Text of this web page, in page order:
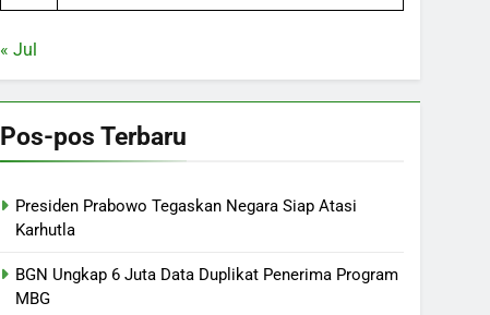
« Jul
Pos-pos Terbaru
Presiden Prabowo Tegaskan Negara Siap Atasi
Karhutla
BGN Ungkap 6 Juta Data Duplikat Penerima Program
MBG